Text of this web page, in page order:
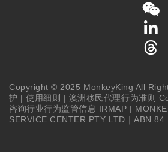
Copyright © 2025 MonkeyKing All
护 |使用细则 | 澳洲移民代理行为准则
咨询行业行为监管信息 IRMAP |
SERVICE CENTER PTY LTD｜ABN